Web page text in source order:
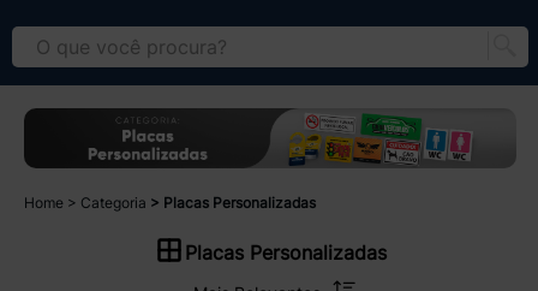
Home Categoria Placas Personalizadas
Placas Personalizadas